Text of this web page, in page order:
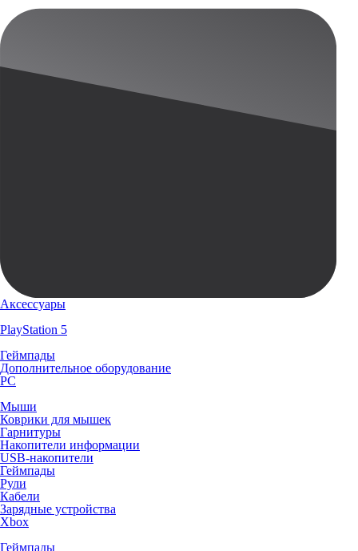
Аксессуары
PlayStation 5
Геймпады
Дополнительное оборудование
PC
Мыши
Коврики для мышек
Гарнитуры
Накопители информации
USB-накопители
Геймпады
Рули
Кабели
Зарядные устройства
Xbox
Геймпады